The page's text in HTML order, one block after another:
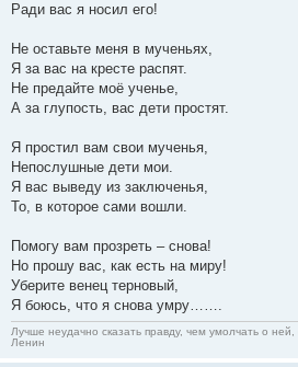
Ради вас я носил его!
Не оставьте меня в мученьях,
Я за вас на кресте распят.
Не предайте моё ученье,
А за глупость, вас дети простят.
Я простил вам свои мученья,
Непослушные дети мои.
Я вас выведу из заключенья,
То, в которое сами вошли.
Помогу вам прозреть – снова!
Но прошу вас, как есть на миру!
Уберите венец терновый,
Я боюсь, что я снова умру…….
Лучше неудачно сказать правду, чем умолчать о
Ленин